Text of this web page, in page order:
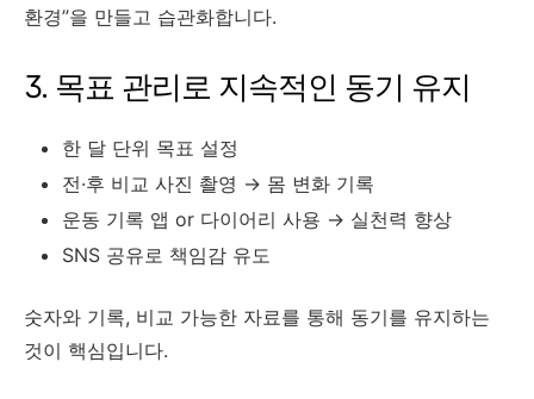
환경”을 만들고 습관화합니다.
3. 목표 관리로 지속적인 동기 유지
한 달 단위 목표 설정
전·후 비교 사진 촬영 → 몸 변화 기록
운동 기록 앱 or 다이어리 사용 → 실천력 향상
SNS 공유로 책임감 유도
숫자와 기록, 비교 가능한 자료를 통해 동기를 유지하는
것이 핵심입니다.